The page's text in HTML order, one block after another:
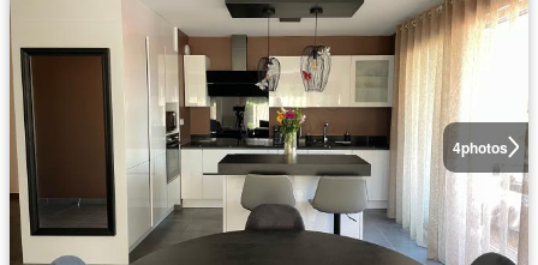
4photos